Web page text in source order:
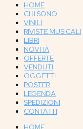
HOME
CHI SONO
VINILI
RIVISTE MUSICALI
LIBRI
NOVITÀ
OFFERTE
VENDUTI
OGGETTI
POSTER
LEGENDA
SPEDIZIONI
CONTATTI
HOME